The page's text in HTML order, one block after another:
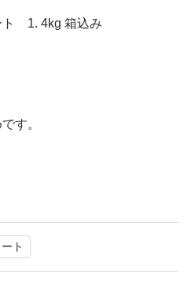
1. 4kg 箱込み
す。
での商品の擦れや折れる、カ
でご理解の上、購入下さい。
ト